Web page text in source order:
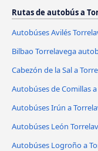
Rutas de autobús a
Autobúses Avilés
Bilbao Torrelavega
Cabezón de la Sal a
Autobúses de Comillas
Autobúses Irún a
Autobúses León
Autobúses Logroño a